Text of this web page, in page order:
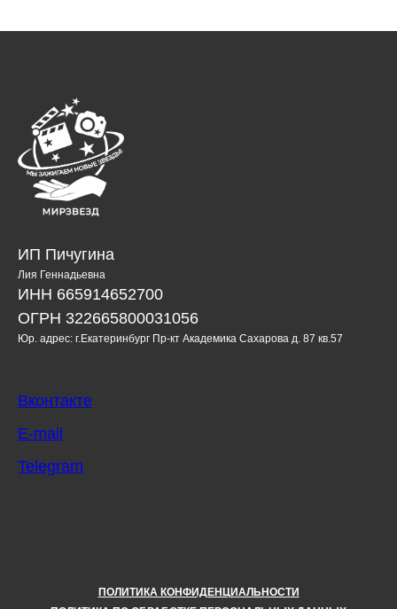
ИП Пичугина
Лия Геннадьевна
ИНН 665914652700
ОГРН 322665800031056
Юр. адрес: г.Екатеринбург Пр-кт Академика Сахарова д. 87 кв.57
Вконтакте
E-mail
Telegram
ПОЛИТИКА КОНФИДЕНЦИАЛЬНОСТИ